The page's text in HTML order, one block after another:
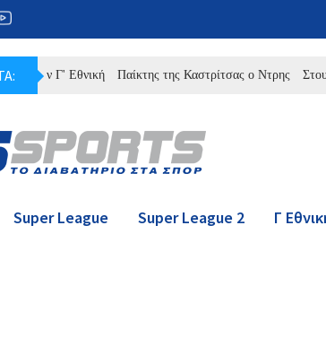
Γ' Εθνική Παίκτης της Καστρίτσας ο Ντρης Στους
Super League Super League 2 Γ